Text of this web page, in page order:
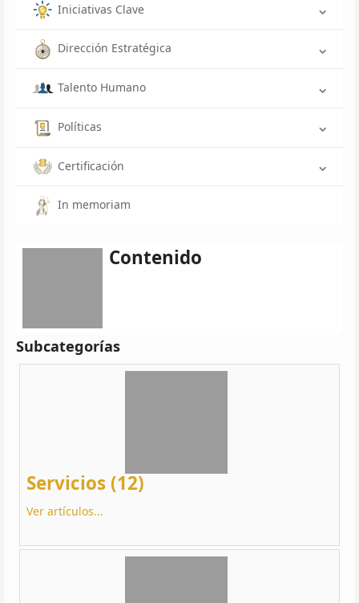
Iniciativas Clave
Dirección Estratégica
Talento Humano
Políticas
Certificación
In memoriam
Contenido
Subcategorías
Servicios (12)
Ver artículos...